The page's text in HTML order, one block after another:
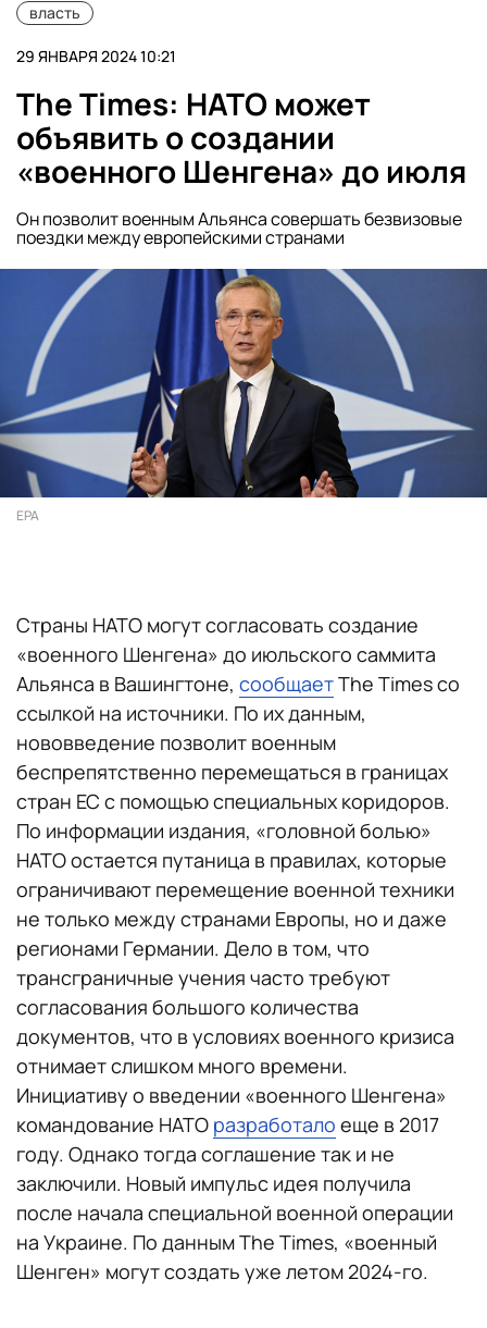
власть
29 ЯНВАРЯ 2024 10:21
The Times: НАТО может
объявить о создании
«военного Шенгена» до июля
Он позволит военным Альянса совершать безвизовые
поездки между европейскими странами
EPA
Страны НАТО могут согласовать создание
«военного Шенгена» до июльского саммита
Альянса в Вашингтоне, сообщаетThe Times со
ссылкой на источники. По их данным,
нововведение позволит военным
беспрепятственно перемещаться в границах
стран ЕС с помощью специальных коридоров.
По информации издания, «головной болью»
НАТО остается путаница в правилах, которые
ограничивают перемещение военной техники
не только между странами Европы, но и даже
регионами Германии. Дело в том, что
трансграничные учения часто требуют
согласования большого количества
документов, что в условиях военного кризиса
отнимает слишком много времени.
Инициативу о введении «военного Шенгена»
командование НАТО разработало еще в 2017
году. Однако тогда соглашение так и не
заключили. Новый импульс идея получила
после начала специальной военной операции
на Украине. По данным The Times, «военный
Шенген» могут создать уже летом 2024-го.